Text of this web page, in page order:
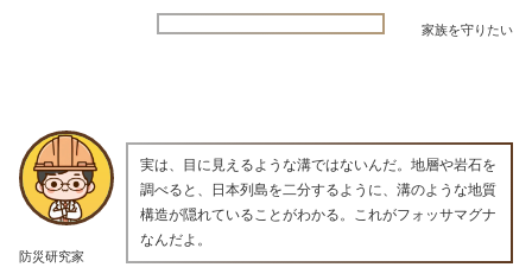
家族を守りたい
防災研究家
実は、目に見えるような溝ではないんだ。地層や岩石を
調べると、日本列島を二分するように、溝のような地質
構造が隠れていることがわかる。これがフォッサマグナ
なんだよ。